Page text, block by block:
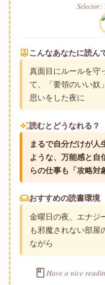
Selector:
person_pin こんなあなたに読ん
真面目にルールを守
て、「要領のいい奴
思いをした夜に
auto_awesome読むとどうなれる？
まるで自分だけが人
ような、万能感と自
らの仕事も「攻略対
weekendおすすめの読書環境
金曜日の夜、エナジ
も邪魔されない部屋
ながら
book Have a nice